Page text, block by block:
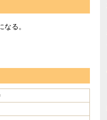
る。